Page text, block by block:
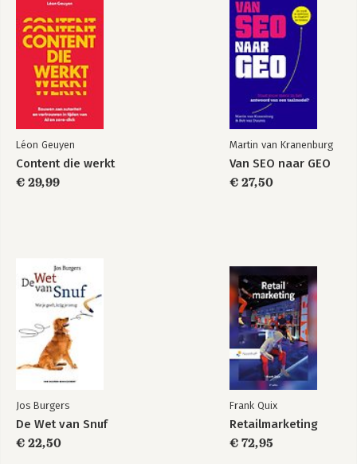
Léon Geuyen
Content die werkt
€ 29,99
Martin van Kranenburg
Van SEO naar GEO
€ 27,50
Jos Burgers
De Wet van Snuf
€ 22,50
Frank Quix
Retailmarketing
€ 72,95